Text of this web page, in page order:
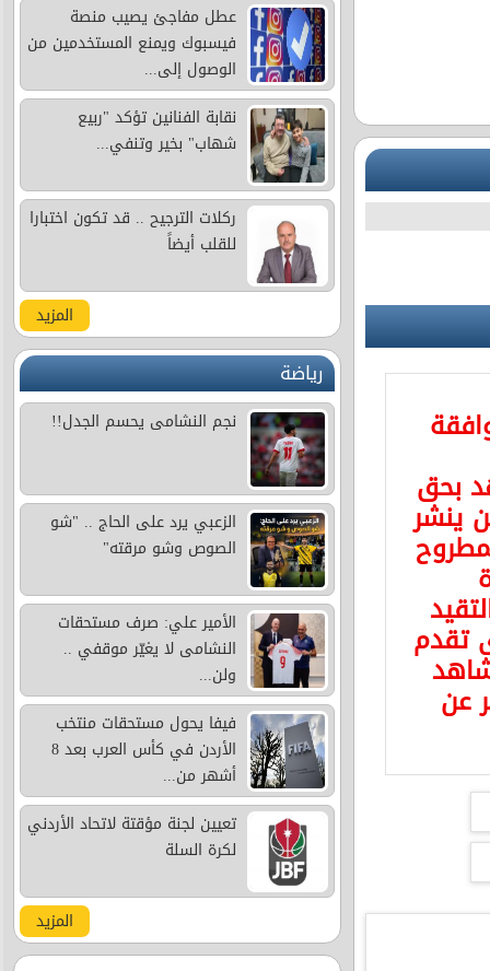
بحق
ينشر
تقدم
عن
عطل مفاجئ يصيب منصة
فيسبوك ويمنع المستخدمين من
الوصول إلى...
نقابة الفنانين تؤكد "ربيع
شهاب" بخير وتنفي...
ركلات الترجيح .. قد تكون اختبارا
للقلب أيضاً
المزيد
رياضة
نجم النشامى يحسم الجدل!!
الزعبي يرد على الحاج .. "شو
الصوص وشو مرقته"
الأمير علي: صرف مستحقات
النشامى لا يغيّر موقفي ..
ولن...
فيفا يحول مستحقات منتخب
الأردن في كأس العرب بعد 8
أشهر من...
تعيين لجنة مؤقتة لاتحاد الأردني
لكرة السلة
المزيد